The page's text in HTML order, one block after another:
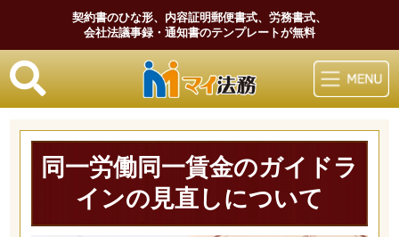
契約書のひな形、内容証明郵便書式、労務書式、
会社法議事録・通知書のテンプレートが無料
マイ法務
同一労働同一賃金のガイドラ
インの見直しについて